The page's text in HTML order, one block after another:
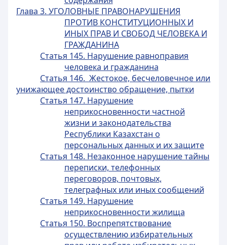
Глава 3. УГОЛОВНЫЕ ПРАВОНАРУШЕНИЯ
ПРОТИВ КОНСТИТУЦИОННЫХ И
ИНЫХ ПРАВ И СВОБОД ЧЕЛОВЕКА И
ГРАЖДАНИНА
Статья 145. Нарушение равноправия
человека и гражданина
Статья 146. Жестокое, бесчеловечное или
унижающее достоинство обращение, пытки
Статья 147. Нарушение
неприкосновенности частной
жизни и законодательства
Республики Казахстан о
персональных данных и их защите
Статья 148. Незаконное нарушение тайны
переписки, телефонных
переговоров, почтовых,
телеграфных или иных сообщений
Статья 149. Нарушение
неприкосновенности жилища
Статья 150. Воспрепятствование
осуществлению избирательных